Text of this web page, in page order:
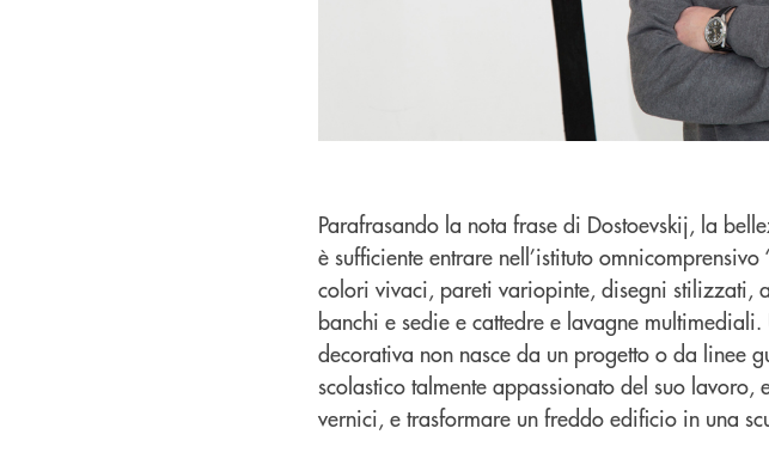
Parafrasando la nota frase di Dostoevskij, la
è sufficiente entrare nell’istituto
colori vivaci, pareti variopinte, disegni stilizzati,
banchi e sedie e cattedre e lavagne
decorativa non nasce da un progetto o da linee
scolastico talmente appassionato del suo
vernici, e trasformare un freddo edificio in una